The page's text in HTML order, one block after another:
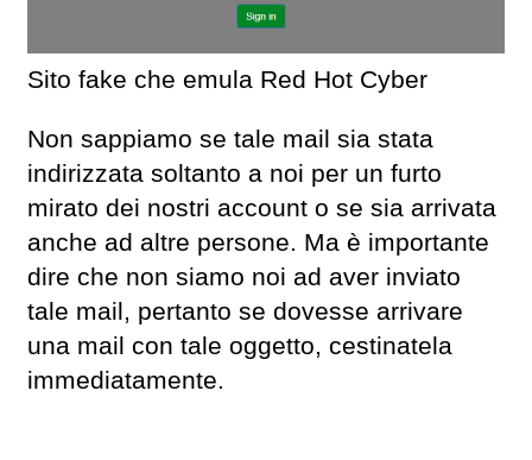
Sito fake che emula Red Hot Cyber
Non sappiamo se tale mail sia stata
indirizzata soltanto a noi per un furto
mirato dei nostri account o se sia arrivata
anche ad altre persone. Ma è importante
dire che non siamo noi ad aver inviato
tale mail, pertanto se dovesse arrivare
una mail con tale oggetto, cestinatela
immediatamente.